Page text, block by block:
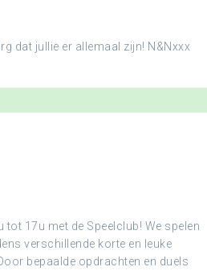
dat jullie er allemaal zijn! N&Nxxx
17u met de Speelclub! We spelen
verschillende korte en leuke
bepaalde opdrachten en duels